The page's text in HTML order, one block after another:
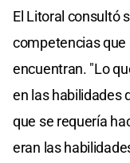
El Litoral consultó
competencias
encuentran. "Lo
en las habilidades
que se requería
eran las